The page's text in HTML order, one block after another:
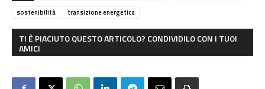
sostenibilità
transizione energetica
TI È PIACIUTO QUESTO ARTICOLO? CONDIVIDILO CON I TUOI
AMICI